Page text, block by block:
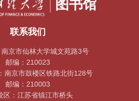
联系我们
京市仙林大学城文苑路3号
邮编：210023
南京市鼓楼区铁路北街128号
邮编：210003
区：江苏省镇江市桥头